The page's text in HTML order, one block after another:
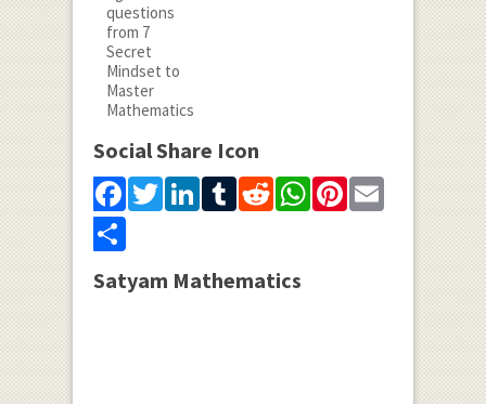
Social Share Icon
Facebook
Twitter
LinkedIn
Tumblr
Reddit
WhatsApp
Pinterest
Email
Share
Satyam Mathematics